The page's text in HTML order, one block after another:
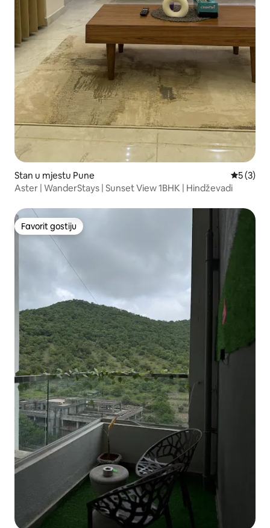
Stan u mjestu Pune
5 (3)
Aster | WanderStays | Sunset View 1BHK | Hindževadi
Favorit gostiju
Favorit gostiju